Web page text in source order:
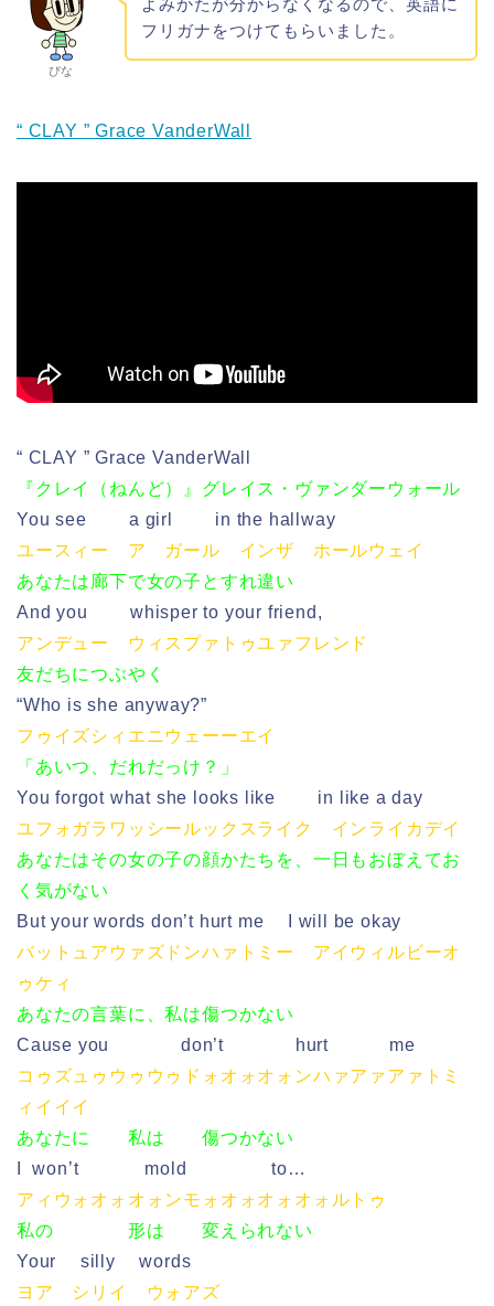
ぴな
フリガナをつけてもらいました。
“ CLAY ” Grace VanderWall
“ CLAY ” Grace VanderWall
『クレイ（ねんど）』グレイス・ヴァンダーウォール
You see a girl in the hallway
ユースィー ア ガール インザ ホールウェイ
あなたは廊下で女の子とすれ違い
And you whisper to your friend,
アンデュー ウィスプァトゥユァフレンド
友だちにつぶやく
“Who is she anyway?”
フゥイズシィエニウェーーエイ
「あいつ、だれだっけ？」
You forgot what she looks like in like a day
ユフォガラワッシールックスライク インライカデイ
あなたはその女の子の顔かたちを、一日もおぼえてお
く気がない
But your words don’t hurt me I will be okay
バットュアウァズドンハァトミー アイウィルビーオ
ゥケィ
あなたの言葉に、私は傷つかない
Cause you don’t hurt me
コゥズュゥウゥウゥドォオォオォンハァアァアァトミ
ィイイイ
あなたに 私は 傷つかない
I won’t mold to…
アィウォオォオォンモォオォオォオォルトゥ
私の 形は 変えられない
Your silly words
ヨア シリイ ウォアズ